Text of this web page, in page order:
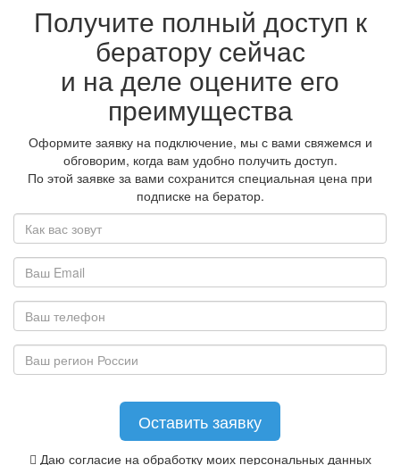
Получите полный доступ к
бератору сейчас
и на деле оцените его
преимущества
Оформите заявку на подключение, мы с вами свяжемся и
обговорим, когда вам удобно получить доступ.
По этой заявке за вами сохранится специальная цена при
подписке на бератор.
Даю согласие на обработку моих персональных данных